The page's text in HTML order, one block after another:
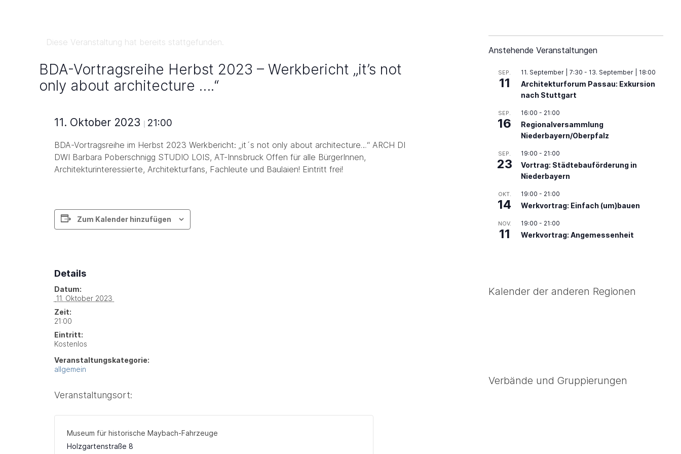
Diese Veranstaltung hat bereits stattgefunden.
BDA-Vortragsreihe Herbst 2023 – Werkbericht „it’s not
only about architecture ….“
11. Oktober 2023 | 21:00
BDA-Vortragsreihe im Herbst 2023 Werkbericht: „it´s not only about architecture…“ ARCH DI
DWI Barbara Poberschnigg STUDIO LOIS, AT-Innsbruck Offen für alle BürgerInnen,
Architekturinteressierte, Architekturfans, Fachleute und Baulaien! Eintritt frei!
Zum Kalender hinzufügen
Details
Datum:
11. Oktober 2023
Zeit:
21:00
Eintritt:
Kostenlos
Veranstaltungskategorie:
allgemein
Veranstaltungsort:
Museum für historische Maybach-Fahrzeuge
Holzgartenstraße 8
Anstehende Veranstaltungen
SEP.
11
11. September | 7:30 - 13. September | 18:00
Architekturforum Passau: Exkursion
nach Stuttgart
SEP.
16
16:00 - 21:00
Regionalversammlung
Niederbayern/Oberpfalz
SEP.
23
19:00 - 21:00
Vortrag: Städtebauförderung in
Niederbayern
OKT.
14
19:00 - 21:00
Werkvortrag: Einfach (um)bauen
NOV.
11
19:00 - 21:00
Werkvortrag: Angemessenheit
Kalender der anderen Regionen
Verbände und Gruppierungen